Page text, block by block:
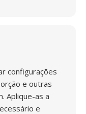
configurações
e outras
Aplique-as a
e